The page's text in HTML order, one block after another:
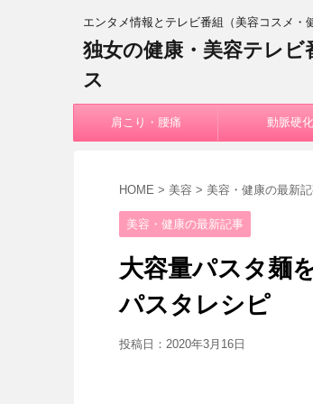
エンタメ情報とテレビ番組（美容コスメ・
独女の健康・美容テレビ
ス
肩こり・腰痛 動脈硬化
HOME > 美容 > 美容・健康の最新
美容・健康の最新記事
大容量パスタ麺
パスタレシピ
投稿日： 2020年3月16日